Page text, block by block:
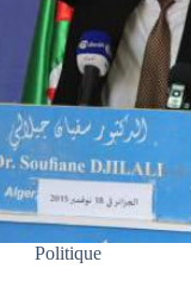
Politique